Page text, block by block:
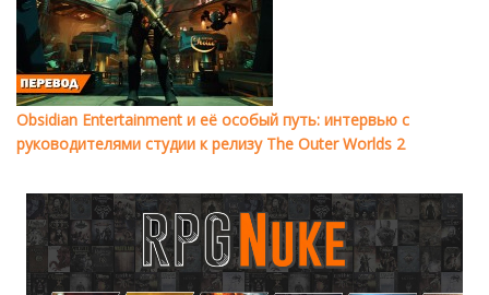
Obsidian Entertainment и её особый путь: интервью с
руководителями студии к релизу The Outer Worlds 2